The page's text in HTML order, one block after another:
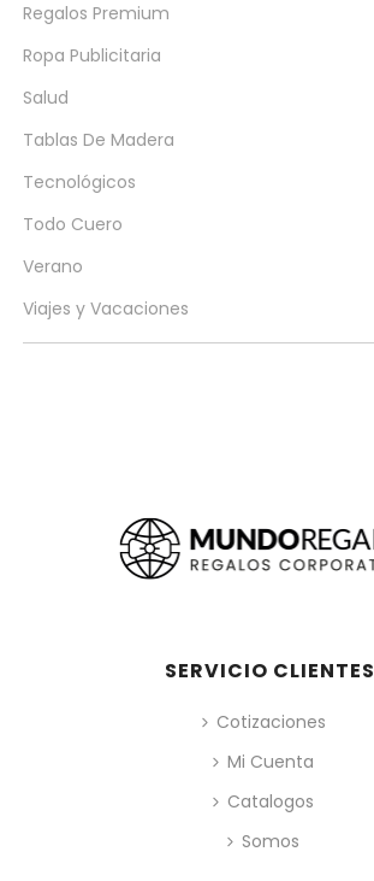
Regalos Premium
Ropa Publicitaria
Salud
Tablas De Madera
Tecnológicos
Todo Cuero
Verano
Viajes y Vacaciones
SERVICIO CLIENTES
Cotizaciones
Mi Cuenta
Catalogos
Somos